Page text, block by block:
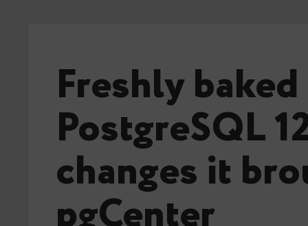
Freshly baked
PostgreSQL
changes it